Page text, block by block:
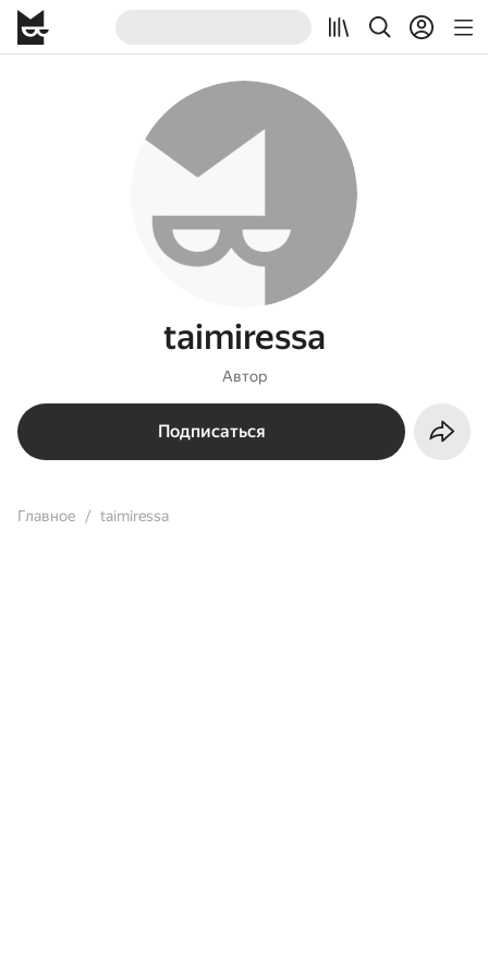
taimiressa
Автор
Подписаться
Главное taimiressa